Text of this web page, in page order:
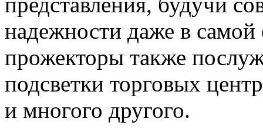
надежности даже в самой
прожекторы также
подсветки торговых
и многого другого.